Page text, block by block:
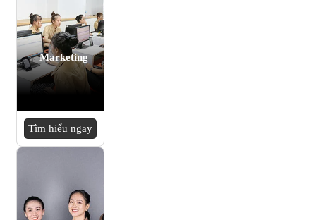
Marketing
Tìm hiểu ngay